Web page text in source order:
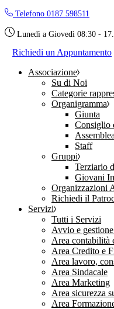
Skip
the
Telefono 0187 598511
Lunedì a Giovedì 08:30 -
Richiedi un Appuntamento
Associazione
Su di Noi
Categorie
Organigramma
Giunta
Consiglio
Assemblea
Staff
Gruppi
Terziario
Giovani
Organizzazioni
Richiedi il
Servizi
Tutti i Servizi
Avvio e
Area contabilità
Area Credito e
Area lavoro,
Area Sindacale
Area Marketing
Area sicurezza
Area